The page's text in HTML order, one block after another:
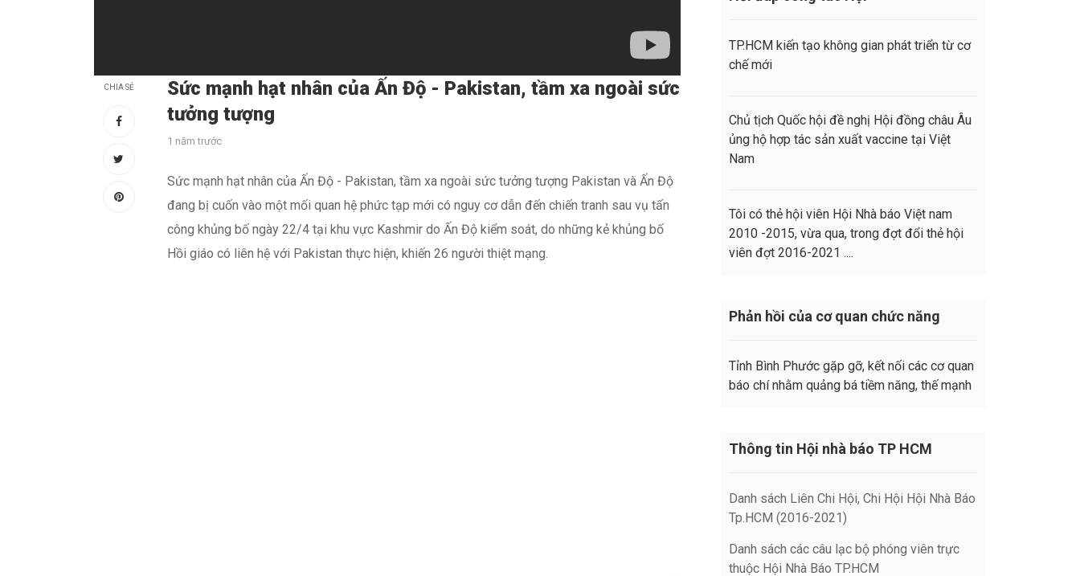
CHIA SẺ
Sức mạnh hạt nhân của Ấn Độ - Pakistan, tầm xa ngoài sức
tưởng tượng
1 năm trước
TP.HCM kiến tạo không gian phát triển từ cơ
chế mới
Chủ tịch Quốc hội đề nghị Hội đồng châu Âu
ủng hộ hợp tác sản xuất vaccine tại Việt
Nam
Tôi có thẻ hội viên Hội Nhà báo Việt nam
2010 -2015, vừa qua, trong đợt đổi thẻ hội
viên đợt 2016-2021 ....
Phản hồi của cơ quan chức năng
Tỉnh Bình Phước gặp gỡ, kết nối các cơ quan
báo chí nhằm quảng bá tiềm năng, thế mạnh
Thông tin Hội nhà báo TP HCM
Danh sách Liên Chi Hội, Chi Hội Hội Nhà Báo
Tp.HCM (2016-2021)
Danh sách các câu lạc bộ phóng viên trực
thuộc Hội Nhà Báo TP.HCM